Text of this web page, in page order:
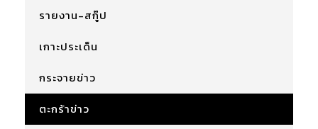
รายงาน-สกู๊ป
เกาะประเด็น
กระจายข่าว
ตะกร้าข่าว